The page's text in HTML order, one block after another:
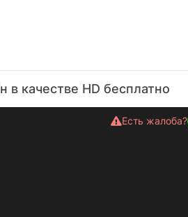
качестве HD бесплатно
Есть жалоба?